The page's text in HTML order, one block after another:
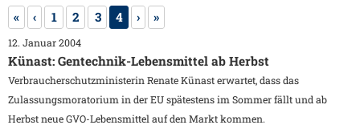
« ‹ 1 2 3 4 › »
12. Januar 2004
Künast: Gentechnik-Lebensmittel ab Herbst
Verbraucherschutzministerin Renate Künast erwartet, dass das
Zulassungsmoratorium in der EU spätestens im Sommer fällt und ab
Herbst neue GVO-Lebensmittel auf den Markt kommen.